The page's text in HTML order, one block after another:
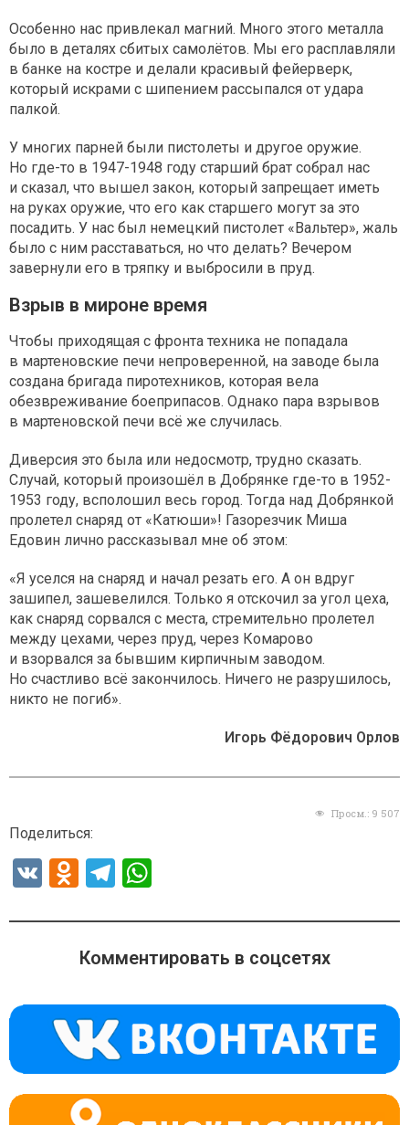
Особенно нас привлекал магний. Много этого металла
было в деталях сбитых самолётов. Мы его расплавляли
в банке на костре и делали красивый фейерверк,
который искрами с шипением рассыпался от удара
палкой.
У многих парней были пистолеты и другое оружие.
Но где-то в 1947-1948 году старший брат собрал нас
и сказал, что вышел закон, который запрещает иметь
на руках оружие, что его как старшего могут за это
посадить. У нас был немецкий пистолет «Вальтер», жаль
было с ним расставаться, но что делать? Вечером
завернули его в тряпку и выбросили в пруд.
Взрыв в мироне время
Чтобы приходящая с фронта техника не попадала
в мартеновские печи непроверенной, на заводе была
создана бригада пиротехников, которая вела
обезвреживание боеприпасов. Однако пара взрывов
в мартеновской печи всё же случилась.
Диверсия это была или недосмотр, трудно сказать.
Случай, который произошёл в Добрянке где-то в 1952-
1953 году, всполошил весь город. Тогда над Добрянкой
пролетел снаряд от «Катюши»! Газорезчик Миша
Едовин лично рассказывал мне об этом:
«Я уселся на снаряд и начал резать его. А он вдруг
зашипел, зашевелился. Только я отскочил за угол цеха,
как снаряд сорвался с места, стремительно пролетел
между цехами, через пруд, через Комарово
и взорвался за бывшим кирпичным заводом.
Но счастливо всё закончилось. Ничего не разрушилось,
никто не погиб».
Игорь Фёдорович Орлов
Просм.: 9 507
Поделиться:
V
O
n
o
a
ss
ni
ki
T
e
gr
m
at
s
p
p
Комментировать в соцсетях